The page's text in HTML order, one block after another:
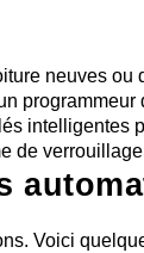
neuves
intelligentes
de
Voici